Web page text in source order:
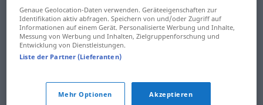
Genaue Geolocation-Daten verwenden. Geräteeigenschaften zur
Identifikation aktiv abfragen. Speichern von und/oder Zugriff auf
Informationen auf einem Gerät. Personalisierte Werbung und Inhalte,
Messung von Werbung und Inhalten, Zielgruppenforschung und
Entwicklung von Dienstleistungen.
Liste der Partner (Lieferanten)
Mehr Optionen Akzeptieren